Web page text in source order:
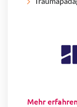
Mehr